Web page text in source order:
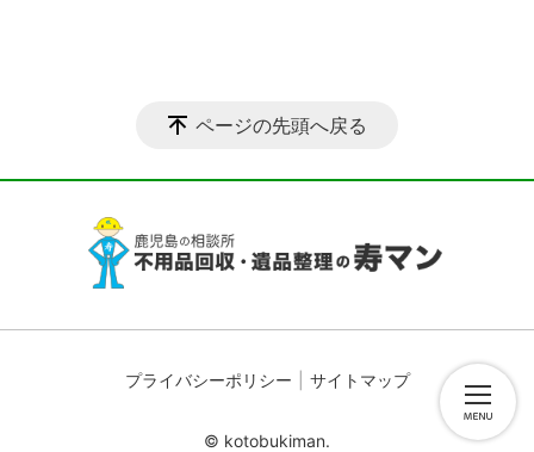
ページの先頭へ戻る
プライバシーポリシー サイトマップ
© kotobukiman.